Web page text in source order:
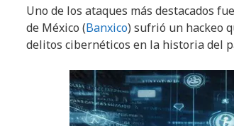
Uno de los ataques más destacados
de México (Banxico) sufrió un hackeo
delitos cibernéticos en la historia del